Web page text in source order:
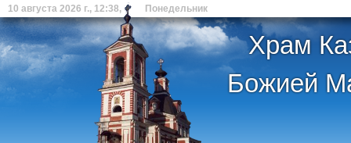
10 августа 2026 г., 12:38, Понедельник
Храм
Божией